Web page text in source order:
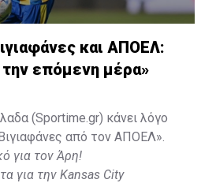
και ΑΠΟΕΛ:
την επόμενη μέρα»
(Sportime.gr) κάνει λόγο
από τον ΑΠΟΕΛ».
για τον Άρη!
για την Kansas City